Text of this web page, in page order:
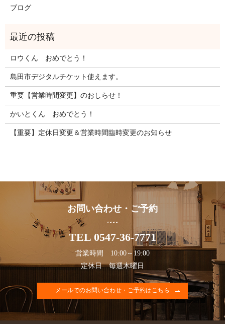
ブログ
ロウくん おめでとう！
島田市デジタルチケット使えます。
重要【営業時間変更】のおしらせ！
かいとくん おめでとう！
【重要】定休日変更＆営業時間臨時変更のお知らせ
お問い合わせ・ご予約
TEL 0547-36-7771
営業時間 10:00～19:00
定休日 毎週木曜日
メールでのお問い合わせ・ご予約はこちら